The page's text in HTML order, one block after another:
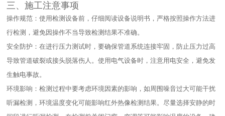
三、施工注意事项​
操作规范：使用检测设备前，仔细阅读设备说明书，严格按照操作方法进
行检测，避免因操作不当导致检测结果不准确。​
安全防护：在进行压力测试时，要确保管道系统连接牢固，防止压力过高
导致管道破裂或接头脱落伤人。使用电气设备时，注意用电安全，避免发
生触电事故。​
环境影响：检测过程中要考虑环境因素的影响，如周围噪音过大可能干扰
听漏检测，环境温度变化可能影响红外热像检测结果。尽量选择安静的时